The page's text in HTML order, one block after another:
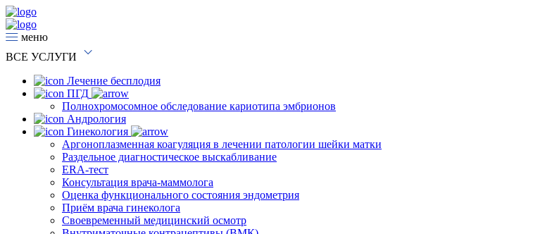
меню
ВСЕ УСЛУГИ
Лечение бесплодия
ПГД
Полнохромосомное обследование кариотипа эмбрионов
Андрология
Гинекология
Аргоноплазменная коагуляция в лечении патологии шейки матки
Раздельное диагностическое выскабливание
ERA-тест
Консультация врача-маммолога
Оценка функционального состояния эндометрия
Приём врача гинеколога
Своевременный медицинский осмотр